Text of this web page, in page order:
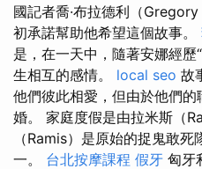
國記者喬·布拉德利（Gregory
初承諾幫助他希望這個故事。
是，在一天中，隨著安娜經歷
生相互的感情。 local seo 故
他們彼此相愛，但由於他們
婚。 家庭度假是由拉米斯（
（Ramis）是原始的捉鬼敢
一。 台北按摩課程 假牙 匈牙